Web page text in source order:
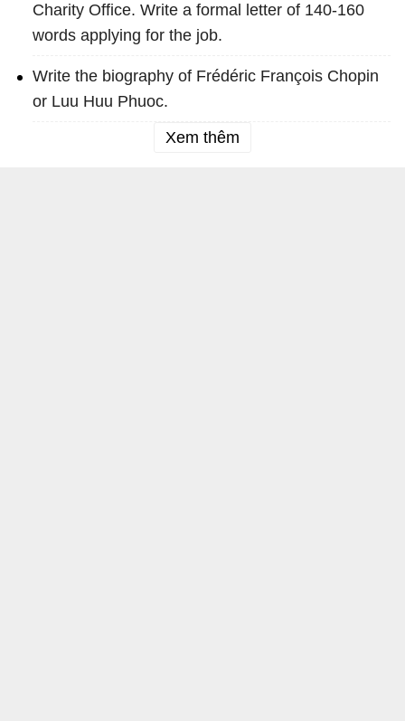
Charity Office. Write a formal letter of 140-160
words applying for the job.
Write the biography of Frédéric François Chopin
or Luu Huu Phuoc.
Xem thêm